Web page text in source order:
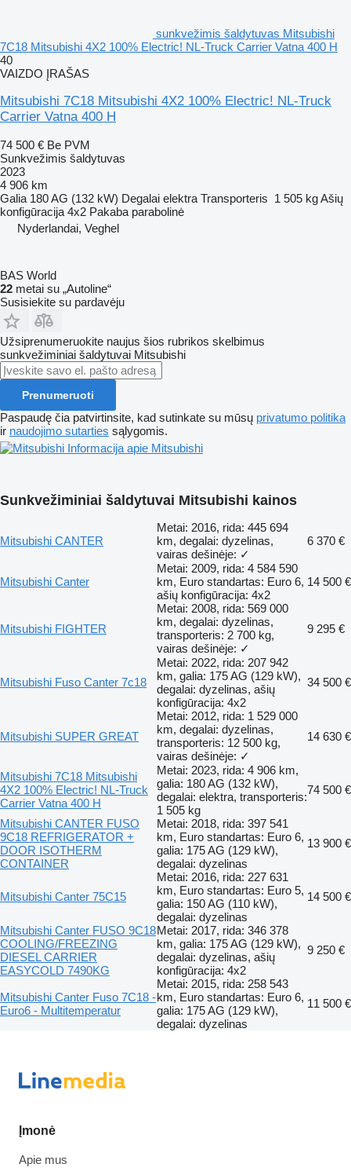
sunkvežimis šaldytuvas Mitsubishi
7C18 Mitsubishi 4X2 100% Electric! NL-Truck Carrier Vatna 400 H
40
VAIZDO ĮRAŠAS
Mitsubishi 7C18 Mitsubishi 4X2 100% Electric! NL-Truck
Carrier Vatna 400 H
74 500 € Be PVM
Sunkvežimis šaldytuvas
2023
4 906 km
Galia 180 AG (132 kW) Degalai elektra Transporteris 1 505 kgAšių
konfigūracija 4x2 Pakaba parabolinė
Nyderlandai, Veghel
BAS World
22 metai su „Autoline“
Susisiekite su pardavėju
Užsiprenumeruokite naujus šios rubrikos skelbimus
sunkvežiminiai šaldytuvai Mitsubishi
Prenumeruoti
Paspaudę čia patvirtinsite, kad sutinkate su mūsų privatumo politika
ir naudojimo sutarties sąlygomis.
Informacija apie Mitsubishi
Sunkvežiminiai šaldytuvai Mitsubishi kainos
Mitsubishi CANTER
Metai: 2016, rida: 445 694
km, degalai: dyzelinas,
vairas dešinėje: ✓
6 370 €
Mitsubishi Canter
Metai: 2009, rida: 4 584 590
km, Euro standartas: Euro 6,
ašių konfigūracija: 4x2
14 500 €
Mitsubishi FIGHTER
Metai: 2008, rida: 569 000
km, degalai: dyzelinas,
transporteris: 2 700 kg,
vairas dešinėje: ✓
9 295 €
Mitsubishi Fuso Canter 7c18
Metai: 2022, rida: 207 942
km, galia: 175 AG (129 kW),
degalai: dyzelinas, ašių
konfigūracija: 4x2
34 500 €
Mitsubishi SUPER GREAT
Metai: 2012, rida: 1 529 000
km, degalai: dyzelinas,
transporteris: 12 500 kg,
vairas dešinėje: ✓
14 630 €
Mitsubishi 7C18 Mitsubishi
4X2 100% Electric! NL-Truck
Carrier Vatna 400 H
Metai: 2023, rida: 4 906 km,
galia: 180 AG (132 kW),
degalai: elektra, transporteris:
1 505 kg
74 500 €
Mitsubishi CANTER FUSO
9C18 REFRIGERATOR +
DOOR ISOTHERM
CONTAINER
Metai: 2018, rida: 397 541
km, Euro standartas: Euro 6,
galia: 175 AG (129 kW),
degalai: dyzelinas
13 900 €
Mitsubishi Canter 75C15
Metai: 2016, rida: 227 631
km, Euro standartas: Euro 5,
galia: 150 AG (110 kW),
degalai: dyzelinas
14 500 €
Mitsubishi Canter FUSO 9C18
COOLING/FREEZING
DIESEL CARRIER
EASYCOLD 7490KG
Metai: 2017, rida: 346 378
km, galia: 175 AG (129 kW),
degalai: dyzelinas, ašių
konfigūracija: 4x2
9 250 €
Mitsubishi Canter Fuso 7C18 -
Euro6 - Multitemperatur
Metai: 2015, rida: 258 543
km, Euro standartas: Euro 6,
galia: 175 AG (129 kW),
degalai: dyzelinas
11 500 €
Įmonė
Apie mus